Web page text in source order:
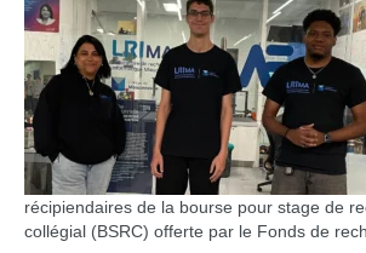
récipiendaires de la bourse pour stage de
collégial (BSRC) offerte par le Fonds de